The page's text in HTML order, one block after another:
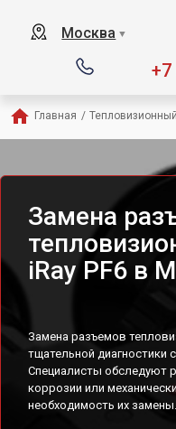
Москва ▼
Главная /
Замена
iRay PF6 в
Замена разъемов
тщательной
Специалисты обследуют
коррозии или
необходимость их замены.